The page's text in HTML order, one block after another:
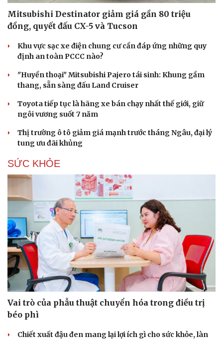
Mitsubishi Destinator giảm giá gần 80 triệu
đồng, quyết đấu CX-5 và Tucson
Khu vực sạc xe điện chung cư cần đáp ứng những quy
định an toàn PCCC nào?
"Huyền thoại" Mitsubishi Pajero tái sinh: Khung gầm
thang, sẵn sàng đấu Land Cruiser
Toyota tiếp tục là hãng xe bán chạy nhất thế giới, giữ
ngôi vương suốt 7 năm
Thị trường ô tô giảm giá mạnh trước tháng Ngâu, đại lý
tung ưu đãi khủng
SỨC KHỎE
Vai trò của phẫu thuật chuyển hóa trong điều trị
béo phì
Chiết xuất đậu đen mang lại lợi ích gì cho sức khỏe, làn